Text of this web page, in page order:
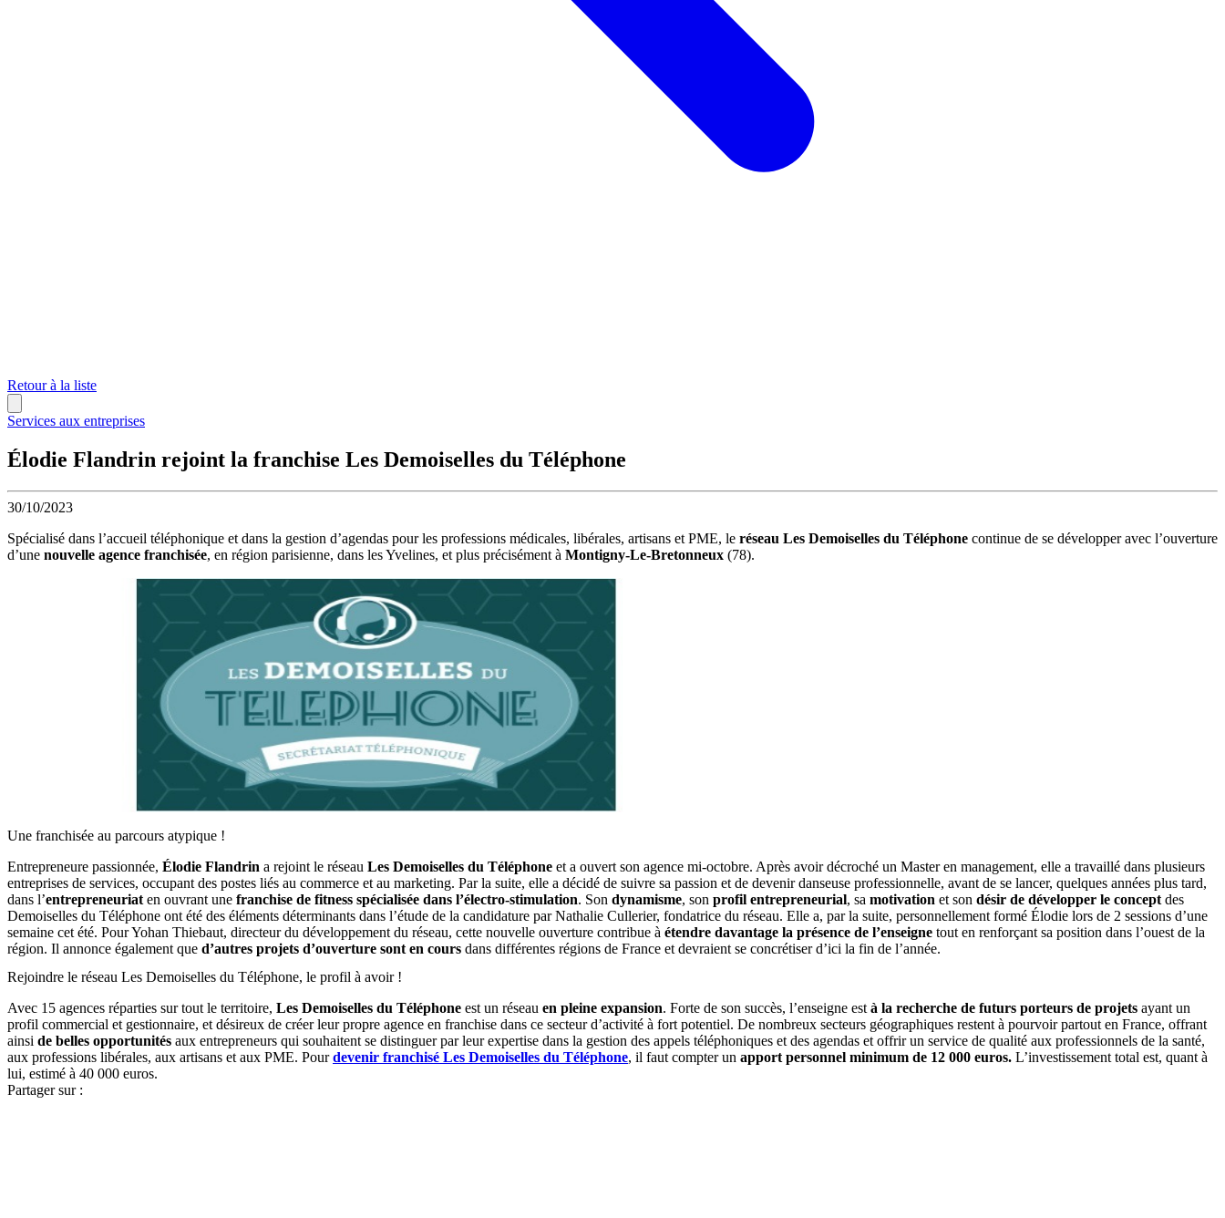
Retour à la liste
Services aux entreprises
Élodie Flandrin rejoint la franchise Les Demoiselles du Téléphone
30/10/2023
Spécialisé dans l’accueil téléphonique et dans la gestion d’agendas pour les professions médicales, libérales, artisans et PME, le réseau Les Demoiselles du Téléphone continue de se développer avec l’ouverture
d’une nouvelle agence franchisée, en région parisienne, dans les Yvelines, et plus précisément à Montigny-Le-Bretonneux (78).
Une franchisée au parcours atypique !
Entrepreneure passionnée, Élodie Flandrin a rejoint le réseau Les Demoiselles du Téléphone et a ouvert son agence mi-octobre. Après avoir décroché un Master en management, elle a travaillé dans plusieurs
entreprises de services, occupant des postes liés au commerce et au marketing. Par la suite, elle a décidé de suivre sa passion et de devenir danseuse professionnelle, avant de se lancer, quelques années plus tard,
dans l’entrepreneuriat en ouvrant une franchise de fitness spécialisée dans l’électro-stimulation. Son dynamisme, son profil entrepreneurial, sa motivation et son désir de développer le concept des
Demoiselles du Téléphone ont été des éléments déterminants dans l’étude de la candidature par Nathalie Cullerier, fondatrice du réseau. Elle a, par la suite, personnellement formé Élodie lors de 2 sessions d’une
semaine cet été. Pour Yohan Thiebaut, directeur du développement du réseau, cette nouvelle ouverture contribue à étendre davantage la présence de l’enseigne tout en renforçant sa position dans l’ouest de la
région. Il annonce également que d’autres projets d’ouverture sont en cours dans différentes régions de France et devraient se concrétiser d’ici la fin de l’année.
Rejoindre le réseau Les Demoiselles du Téléphone, le profil à avoir !
Avec 15 agences réparties sur tout le territoire, Les Demoiselles du Téléphone est un réseau en pleine expansion. Forte de son succès, l’enseigne est à la recherche de futurs porteurs de projets ayant un
profil commercial et gestionnaire, et désireux de créer leur propre agence en franchise dans ce secteur d’activité à fort potentiel. De nombreux secteurs géographiques restent à pourvoir partout en France, offrant
ainsi de belles opportunités aux entrepreneurs qui souhaitent se distinguer par leur expertise dans la gestion des appels téléphoniques et des agendas et offrir un service de qualité aux professionnels de la santé,
aux professions libérales, aux artisans et aux PME. Pourdevenir franchisé Les Demoiselles du Téléphone, il faut compter un apport personnel minimum de 12 000 euros. L’investissement total est, quant à
lui, estimé à 40 000 euros.
Partager sur :